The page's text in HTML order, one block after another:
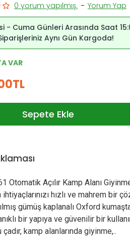
- Cuma Günleri Arasında Saat
Aynı Gün Kargoda!
VAR
0 yorum yapılmış. - Yorum Yap
Sepete Ekle
Otomatik Açılır Kamp Alanı
ihtiyaçlarınızı hızlı ve mahrem bir
gümüş kaplanalı Oxford
bir yapıya ve güvenilir bir
kamp alanlarında giyinme,..